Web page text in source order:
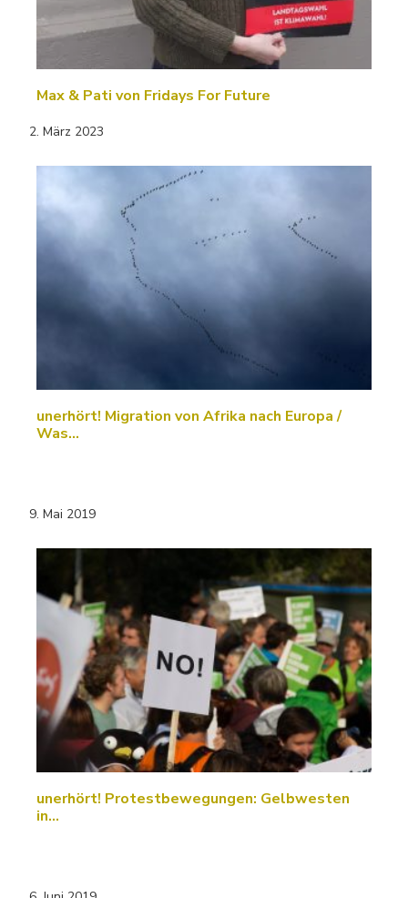
Max & Pati von Fridays For Future
2. März 2023
unerhört! Migration von Afrika nach Europa /
Was…
9. Mai 2019
unerhört! Protestbewegungen: Gelbwesten
in…